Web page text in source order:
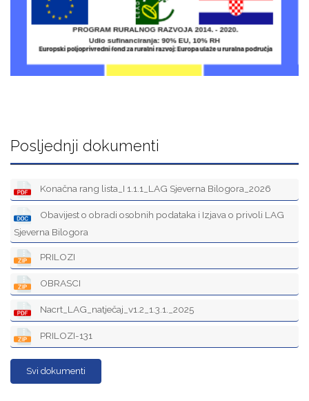
Posljednji dokumenti
Konačna rang lista_I 1.1.1_LAG Sjeverna Bilogora_2026
Obavijest o obradi osobnih podataka i Izjava o privoli LAG
Sjeverna Bilogora
PRILOZI
OBRASCI
Nacrt_LAG_natječaj_v1.2_1.3.1._2025
PRILOZI-131
Svi dokumenti